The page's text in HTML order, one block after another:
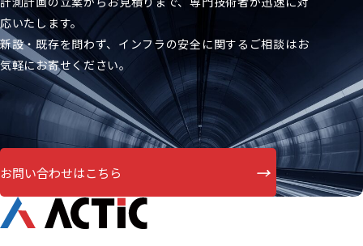
応いたします。
新設・既存を問わず、インフラの安全に関するご相談はお
気軽にお寄せください。
お問い合わせはこちら →